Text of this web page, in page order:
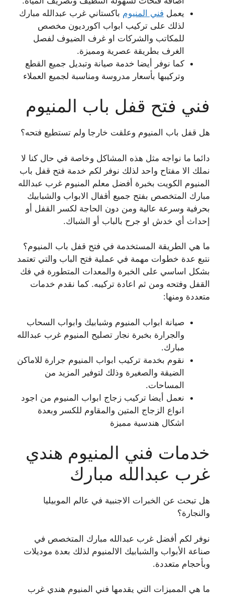
يعمل فني المنيوم باكستاني غرب عبدالله مبارك
لذلك على تركيب ابواب اكورديون مخصص
للمكاتب والشركات او غرف الضيوف لفصل
الغرف بطريقة عصرية ومميزة.
كما نوفر أيضا خدمة صيانة وتبديل جميع القطع
وتركيبها بأسعار مدروسة ومناسبة لجميع العملاء
فني فتح قفل باب المنيوم
هل قفل باب المنيوم وعلقت خارجا ولم تستطيع فتحه؟
دائما ما نواجه مثل هذه المشاكل وخاصة في حال كنا لا
نملك الا مفتاح واحد لذلك نوفر لكم خدمة فتح قفل باب
المنيوم الكويت بخبرة أفضل معلم المنيوم غرب عبدالله
مبارك المتخصص بفتح جميع أقفال الابواب والشبابيك
بحرفية وسرعة عالية ومن دون الحاجة لكسر القفل أو
إحداث أي خدش او جرح بالباب أو الشباك.
ما هي الطريقة المستخدمة في فتح قفل باب المنيوم؟
نتبع عدة خطوات مهمة في عملية فتح الباب والتي تعتمد
بشكل اساسي على الخبرة والمعدات المتطورة في فك
القفل وفتحه ومن ثم اعادة تركيبه. كما نقدم خدمات
متعددة ومنها:
صيانة ابواب المنيوم وشبابيك وابواب السحاب
والجرارة بخبرة نجار تصليح المنيوم غرب عبدالله
مبارك.
نقوم بخدمة تركيب ابواب المنيوم جرارة للاماكن
الضيقة والصغيرة وذلك لتوفير المزيد من
المساحات.
نعمل أيضا تركيب زجاج ابواب المنيوم من اجود
انواع الزجاج المتين والمقاوم للكسر وبعدة
اشكال هندسية مميزة
خدمات فني المنيوم هندي
غرب عبدالله مبارك
هل تبحث عن الخبرات الاجنبية في عالم الموبيليا
والنجارة؟
نوفر لكم أفضل غرب عبدالله مبارك المتخصص في
صناعة الأبواب والشبابيك الالمنيوم لذلك بعدة موديلات
وبأحجام متعددة.
ما هي المميزات التي يقدمها فني المنيوم هندي غرب